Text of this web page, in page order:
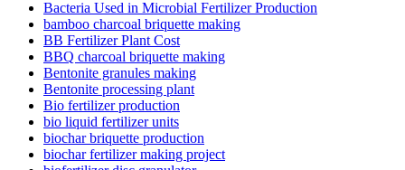
Bacteria Used in Microbial Fertilizer Production
bamboo charcoal briquette making
BB Fertilizer Plant Cost
BBQ charcoal briquette making
Bentonite granules making
Bentonite processing plant
Bio fertilizer production
bio liquid fertilizer units
biochar briquette production
biochar fertilizer making project